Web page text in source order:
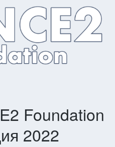
Foundation
2022